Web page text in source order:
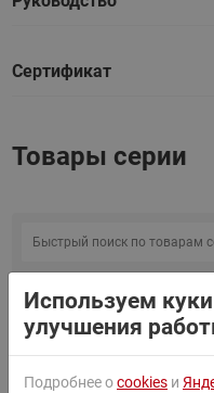
Сертификат
Товары серии
Используем
улучшения
Подробнее оcookies и